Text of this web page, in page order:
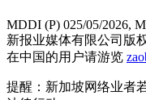
MDDI (P) 025/05/2026,
新报业媒体有限公司版
在中国的用户请游览
提醒：新加坡网络业者